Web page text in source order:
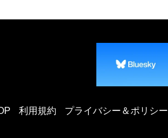
利用規約 プライバシー＆ポリシー